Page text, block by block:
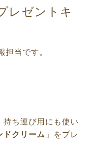
レゼントキ
担当です。
持ち運び用にも使い
ドクリーム 」をプレ